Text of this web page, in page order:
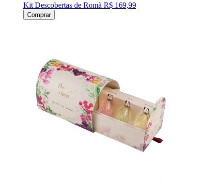
Kit Descobertas de Romã R$ 169,99
Comprar